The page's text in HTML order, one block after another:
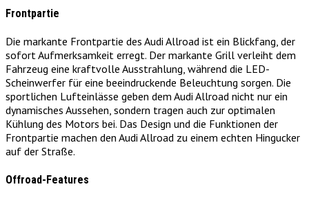
Frontpartie
Die markante Frontpartie des Audi Allroad ist ein Blickfang, der
sofort Aufmerksamkeit erregt. Der markante Grill verleiht dem
Fahrzeug eine kraftvolle Ausstrahlung, während die LED-
Scheinwerfer für eine beeindruckende Beleuchtung sorgen. Die
sportlichen Lufteinlässe geben dem Audi Allroad nicht nur ein
dynamisches Aussehen, sondern tragen auch zur optimalen
Kühlung des Motors bei. Das Design und die Funktionen der
Frontpartie machen den Audi Allroad zu einem echten Hingucker
auf der Straße.
Offroad-Features